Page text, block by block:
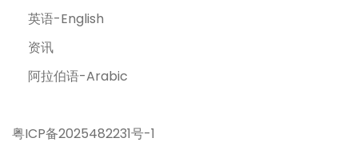
英语-English
资讯
阿拉伯语-Arabic
粤ICP备2025482231号-1